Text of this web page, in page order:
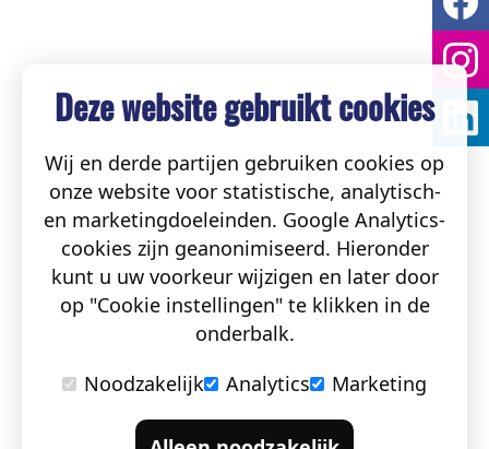
Deze website gebruikt cookies
Wij en derde partijen gebruiken cookies op
onze website voor statistische, analytisch-
en marketingdoeleinden. Google Analytics-
cookies zijn geanonimiseerd. Hieronder
kunt u uw voorkeur wijzigen en later door
op "Cookie instellingen" te klikken in de
onderbalk.
Noodzakelijk
Analytics Marketing